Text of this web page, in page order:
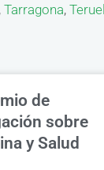
, Tarragona, Teruel
de
sobre
y Salud